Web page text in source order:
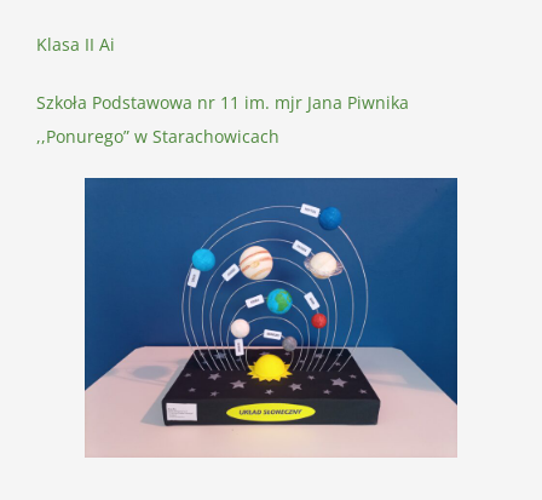
Klasa II Ai
Szkoła Podstawowa nr 11 im. mjr Jana Piwnika
,,Ponurego” w Starachowicach